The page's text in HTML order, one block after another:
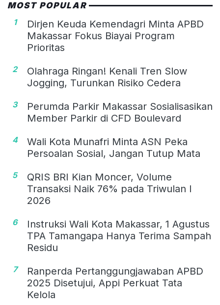
MOST POPULAR
1
Dirjen Keuda Kemendagri Minta APBD
Makassar Fokus Biayai Program
Prioritas
2
Olahraga Ringan! Kenali Tren Slow
Jogging, Turunkan Risiko Cedera
3
Perumda Parkir Makassar Sosialisasikan
Member Parkir di CFD Boulevard
4
Wali Kota Munafri Minta ASN Peka
Persoalan Sosial, Jangan Tutup Mata
5
QRIS BRI Kian Moncer, Volume
Transaksi Naik 76% pada Triwulan I
2026
6
Instruksi Wali Kota Makassar, 1 Agustus
TPA Tamangapa Hanya Terima Sampah
Residu
7
Ranperda Pertanggungjawaban APBD
2025 Disetujui, Appi Perkuat Tata
Kelola